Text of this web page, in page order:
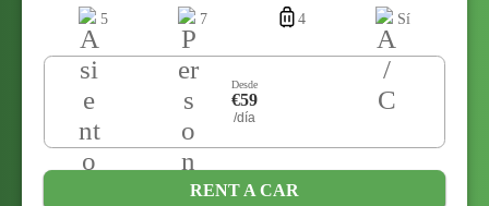
5 7 4 Sí
Desde
€59
/día
RENT A CAR